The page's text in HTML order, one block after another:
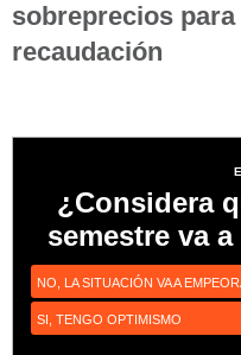
sobreprecios
recaudación
¿Considera
semestre va
NO, LA SITUACIÓN VA A
SI, TENGO OPTIMISMO